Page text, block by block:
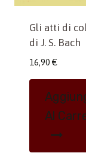
Gli atti di
di J. S. Bach
16,90 €
Al